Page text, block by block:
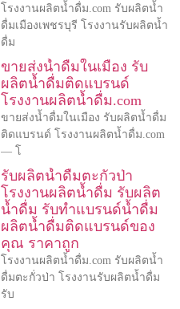
โรงงานผลิตน้ำดื่ม.com รับผลิตน้ำ
ดื่มเมืองเพชรบุรี โรงงานรับผลิตน้ำ
ดื่ม
ขายส่งน้ำดื่มในเมือง รับ
ผลิตน้ำดื่มติดแบรนด์
โรงงานผลิตน้ำดื่ม.com
ขายส่งน้ำดื่มในเมือง รับผลิตน้ำดื่ม
ติดแบรนด์ โรงงานผลิตน้ำดื่ม.com
— โ
รับผลิตน้ำดื่มตะกั่วป่า
โรงงานผลิตน้ำดื่ม รับผลิต
น้ำดื่ม รับทำแบรนด์น้ำดื่ม
ผลิตน้ำดื่มติดแบรนด์ของ
คุณ ราคาถูก
โรงงานผลิตน้ำดื่ม.com รับผลิตน้ำ
ดื่มตะกั่วป่า โรงงานรับผลิตน้ำดื่ม
รับ